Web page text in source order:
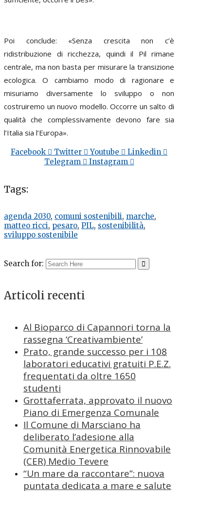
Poi conclude: «Senza crescita non c’è
ridistribuzione di ricchezza, quindi il Pil rimane
centrale, ma non basta per misurare la transizione
ecologica. O cambiamo modo di ragionare e
misuriamo diversamente lo sviluppo o non
costruiremo un nuovo modello. Occorre un salto di
qualità che complessivamente devono fare sia
l’Italia sia l’Europa».
Facebook Twitter Youtube
Linkedin
Telegram
Instagram
Tags:
agenda 2030, comuni sostenibili, marche,
matteo ricci, pesaro, PIL, sostenibilità,
sviluppo sostenibile
Search for:
Articoli recenti
Al Bioparco di Capannori torna la
rassegna ‘Creativambiente’
Prato, grande successo per i 108
laboratori educativi gratuiti P.E.Z.
frequentati da oltre 1650
studenti
Grottaferrata, approvato il nuovo
Piano di Emergenza Comunale
Il Comune di Marsciano ha
deliberato l’adesione alla
Comunità Energetica Rinnovabile
(CER) Medio Tevere
“Un mare da raccontare”: nuova
puntata dedicata a mare e salute